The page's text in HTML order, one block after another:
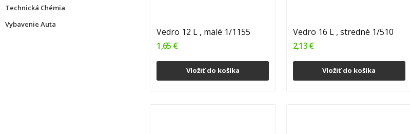
Technická Chémia
Vybavenie Auta
Vedro 12 L , malé 1/1155
1,65 €
Vložiť do košíka
Vedro 16 L , stredné 1/510
2,13 €
Vložiť do košíka